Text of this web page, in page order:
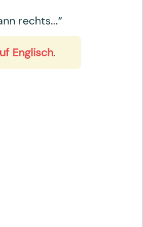
rechts...“
Englisch.